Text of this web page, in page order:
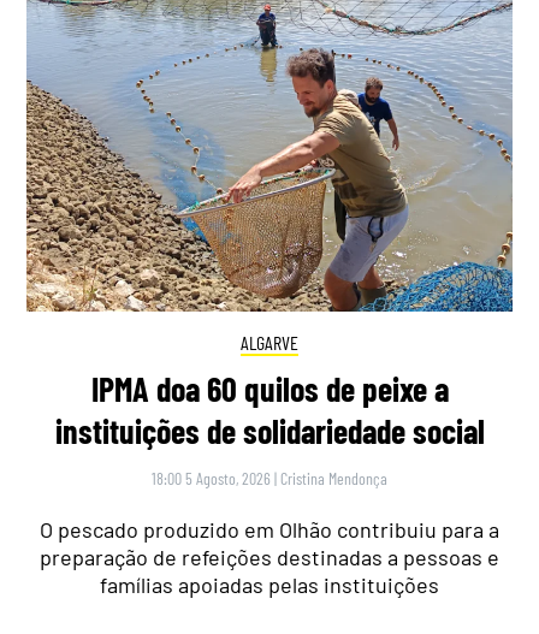
ALGARVE
IPMA doa 60 quilos de peixe a
instituições de solidariedade social
18:00 5 Agosto, 2026 | Cristina Mendonça
O pescado produzido em Olhão contribuiu para a
preparação de refeições destinadas a pessoas e
famílias apoiadas pelas instituições